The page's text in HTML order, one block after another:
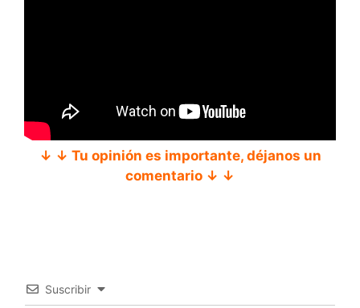
↓ ↓ Tu opinión es importante, déjanos un
comentario ↓ ↓
Suscribir